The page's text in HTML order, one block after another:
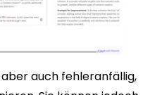
auch fehleranfällig,